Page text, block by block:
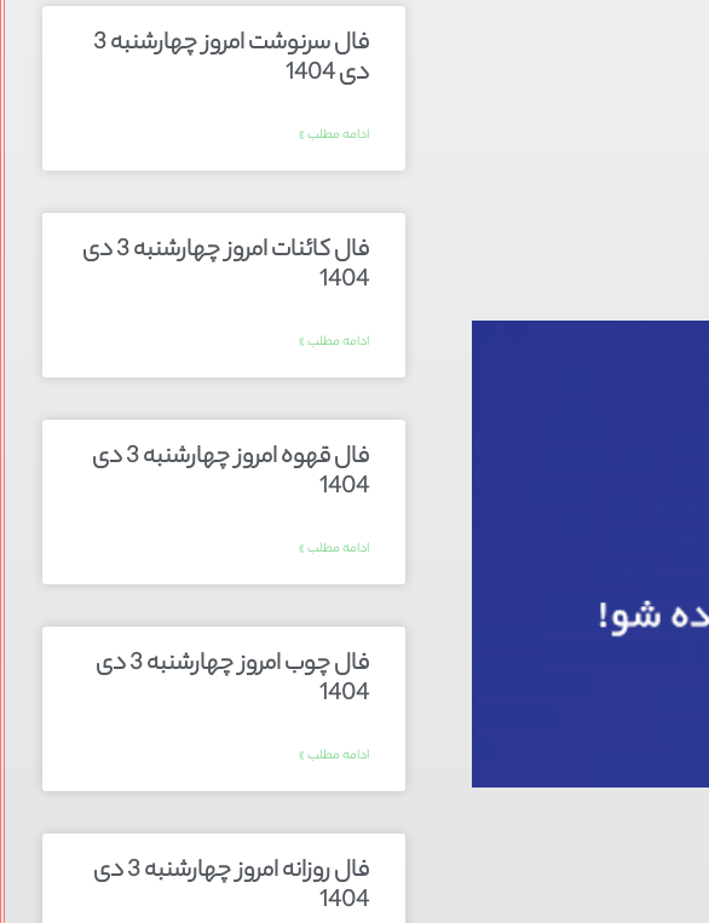
فال سرنوشت امروز چهارشنبه 3
دی 1404
ادامه مطلب »
فال کائنات امروز چهارشنبه 3 دی
1404
ادامه مطلب »
فال قهوه امروز چهارشنبه 3 دی
1404
ادامه مطلب »
فال چوب امروز چهارشنبه 3 دی
1404
ادامه مطلب »
فال روزانه امروز چهارشنبه 3 دی
1404